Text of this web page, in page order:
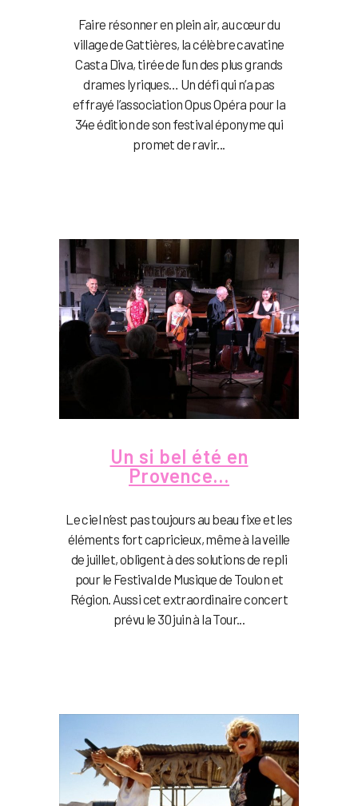
Faire résonner en plein air, au cœur du
village de Gattières, la célèbre cavatine
Casta Diva, tirée de l’un des plus grands
drames lyriques… Un défi qui n’a pas
effrayé l’association Opus Opéra pour la
34e édition de son festival éponyme qui
promet de ravir...
Un si bel été en
Provence…
Le ciel n’est pas toujours au beau fixe et les
éléments fort capricieux, même à la veille
de juillet, obligent à des solutions de repli
pour le Festival de Musique de Toulon et
Région. Aussi cet extraordinaire concert
prévu le 30 juin à la Tour...